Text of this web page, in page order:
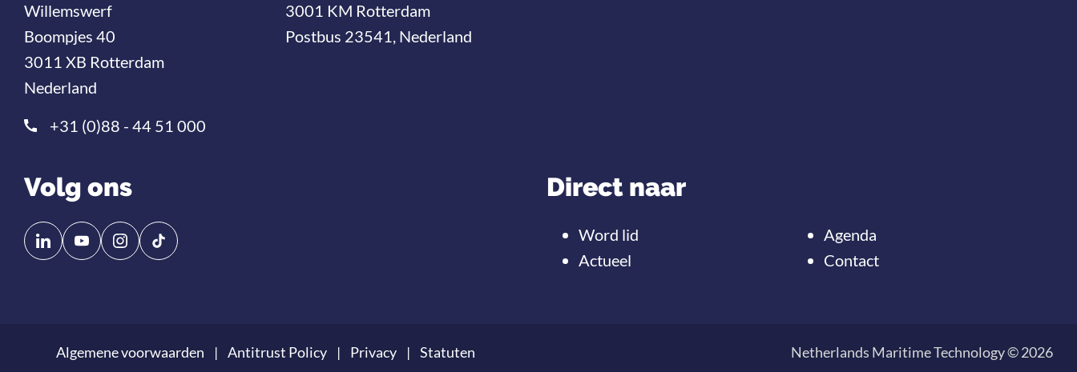
Willemswerf
Boompjes 40
3011 XB Rotterdam
Nederland
+31 (0)88 - 44 51 000
3001 KM Rotterdam
Postbus 23541, Nederland
Volg ons
Volg
ons
Volg
ons
Direct naar
Word lid
Actueel
Agenda
Contact
Algemene voorwaarden Antitrust Policy Privacy Statuten Netherlands Maritime Technology © 2026